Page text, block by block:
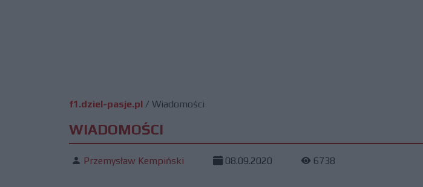
f1.dziel-pasje.pl / Wiadomości
WIADOMOŚCI
Przemysław Kempiński 08.09.2020 6738